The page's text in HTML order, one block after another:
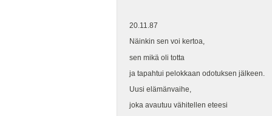
20.11.87
Näinkin sen voi kertoa,
sen mikä oli totta
ja tapahtui pelokkaan odotuksen jälkeen.
Uusi elämänvaihe,
joka avautuu vähitellen eteesi